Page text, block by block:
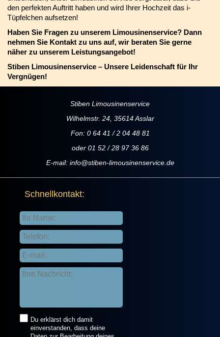
den perfekten Auftritt haben und wird Ihrer Hochzeit das i-
Tüpfelchen aufsetzen!
Haben Sie Fragen zu unserem Limousinenservice? Dann
nehmen Sie Kontakt zu uns auf, wir beraten Sie gerne
näher zu unserem Leistungsangebot!
Stiben Limousinenservice – Unsere Leidenschaft für Ihr
Vergnügen!
Stiben Limousinenservice
Wilhelmstr. 24, 35614 Asslar
Fon: 0 64 41 / 2 04 48 81
oder 01 52 / 28 97 36 86
E-mail: info@stiben-limousinenservice.de
Schnellkontakt:
Du erklärst dich damit
einverstanden, dass deine